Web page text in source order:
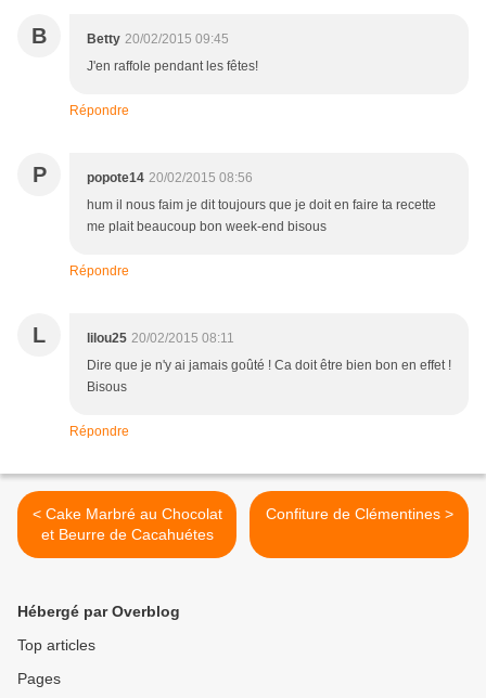
B Betty 20/02/2015 09:45
J'en raffole pendant les fêtes!
Répondre
P popote14 20/02/2015 08:56
hum il nous faim je dit toujours que je doit en faire ta recette
me plait beaucoup bon week-end bisous
Répondre
L lilou25 20/02/2015 08:11
Dire que je n'y ai jamais goûté ! Ca doit être bien bon en effet !
Bisous
Répondre
< Cake Marbré au Chocolat
et Beurre de Cacahuétes
Confiture de Clémentines >
Hébergé par Overblog
Top articles
Pages